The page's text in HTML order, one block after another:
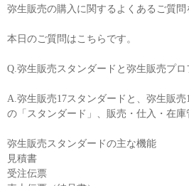
弥生販売の購入に関するよくあるご質問
本日のご質問はこちらです。
Q.弥生販売スタンダードと弥生販売プ
A.弥生販売17スタンダードと、弥生販
の「スタンダード」、販売・仕入・在
弥生販売スタンダードの主な機能
見積書
受注伝票